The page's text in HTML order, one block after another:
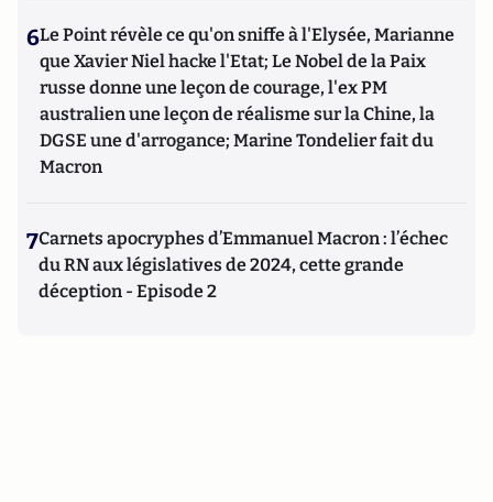
6Le Point révèle ce qu'on sniffe à l'Elysée, Marianne
que Xavier Niel hacke l'Etat; Le Nobel de la Paix
russe donne une leçon de courage, l'ex PM
australien une leçon de réalisme sur la Chine, la
DGSE une d'arrogance; Marine Tondelier fait du
Macron
7Carnets apocryphes d’Emmanuel Macron : l’échec
du RN aux législatives de 2024, cette grande
déception - Episode 2